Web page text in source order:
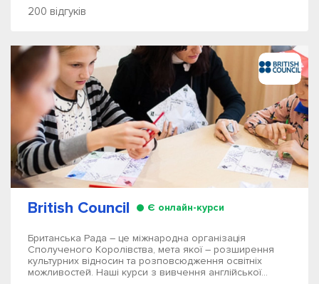
200 відгуків
British Council Є онлайн-курси
Британська Рада – це міжнародна організація
Сполученого Королівства, мета якої – розширення
культурних відносин та розповсюдження освітніх
можливостей. Наші курси з вивчення англійської...